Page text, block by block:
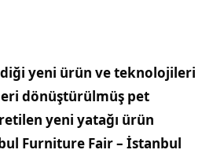
yeni ürün ve teknolojileri
dönüştürülmüş pet
yeni yatağı ürün
Furniture Fair – İstanbul